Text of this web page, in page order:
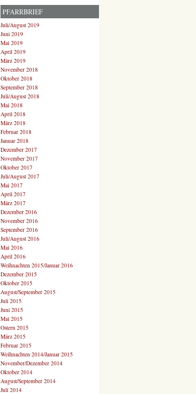
PFARRBRIEF
Juli/August 2019
Juni 2019
Mai 2019
April 2019
März 2019
November 2018
Oktober 2018
September 2018
Juli/August 2018
Mai 2018
April 2018
März 2018
Februar 2018
Januar 2018
Dezember 2017
November 2017
Oktober 2017
Juli/August 2017
Mai 2017
April 2017
März 2017
Dezember 2016
November 2016
September 2016
Juli/August 2016
Mai 2016
April 2016
Weihnachten 2015/Januar 2016
Dezember 2015
Oktober 2015
August/September 2015
Juli 2015
Juni 2015
Mai 2015
Ostern 2015
März 2015
Februar 2015
Weihnachten 2014/Januar 2015
November/Dezember 2014
Oktober 2014
August/September 2014
Juli 2014